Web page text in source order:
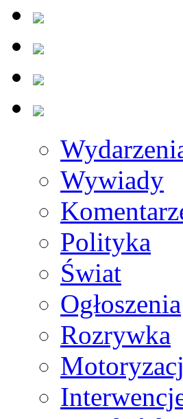
Wywiady
Polityka
Świat
Ogłoszenia
Rozrywka